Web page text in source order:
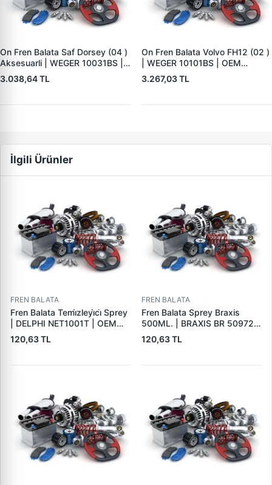
On Fren Balata Saf Dorsey (04 )
Aksesuarli | WEGER 10031BS |
OEM 3057008400
3.038,64 TL
On Fren Balata Volvo FH12 (02 )
| WEGER 10101BS | OEM
1078439
3.267,03 TL
İlgili Ürünler
FREN BALATA
Fren Balata Temi̇zleyi̇ci̇ Sprey
| DELPHI NET1001T | OEM
BALATA SPREYI
120,63 TL
FREN BALATA
Fren Balata Sprey Braxis
500ML. | BRAXIS BR 50972 |
OEM BALATA SPREYI
120,63 TL